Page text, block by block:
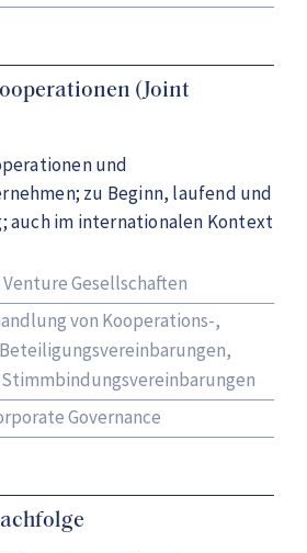
(Joint
und
zu Beginn, laufend und
auch im internationalen Kontext
Gesellschaften
von Kooperations-,
Governance